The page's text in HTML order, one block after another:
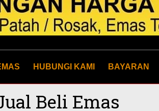
HUBUNGI KAMI BAYARAN
Beli Emas